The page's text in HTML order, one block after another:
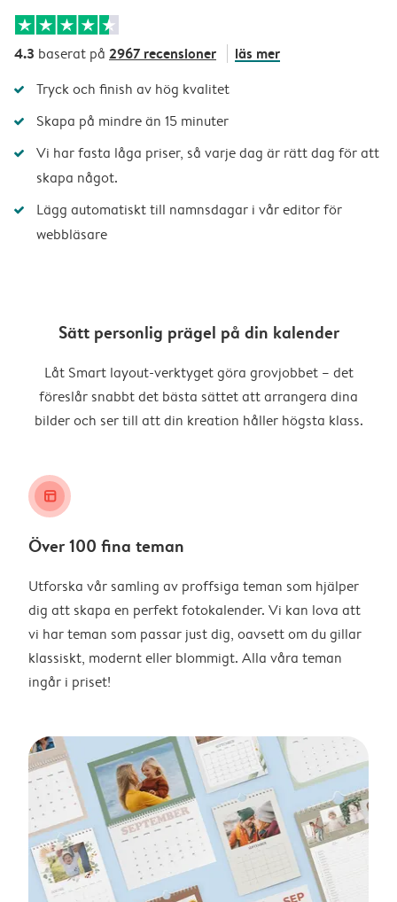
4.3 baserat på 2967 recensioner läs mer
Tryck och finish av hög kvalitet
Skapa på mindre än 15 minuter
Vi har fasta låga priser, så varje dag är rätt dag för att
skapa något.
Lägg automatiskt till namnsdagar i vår editor för
webbläsare
Sätt personlig prägel på din kalender
Låt Smart layout-verktyget göra grovjobbet – det
föreslår snabbt det bästa sättet att arrangera dina
bilder och ser till att din kreation håller högsta klass.
layout_alt
Över 100 fina teman
Utforska vår samling av proffsiga teman som hjälper
dig att skapa en perfekt fotokalender. Vi kan lova att
vi har teman som passar just dig, oavsett om du gillar
klassiskt, modernt eller blommigt. Alla våra teman
ingår i priset!